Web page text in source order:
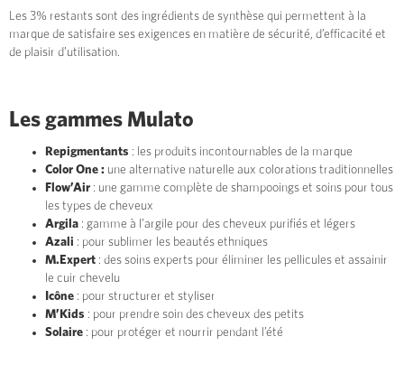
Les 3% restants sont des ingrédients de synthèse qui permettent à la
marque de satisfaire ses exigences en matière de sécurité, d’efficacité et
de plaisir d’utilisation.
Les gammes Mulato
Repigmentants : les produits incontournables de la marque
Color One : une alternative naturelle aux colorations traditionnelles
Flow’Air : une gamme complète de shampooings et soins pour tous
les types de cheveux
Argila : gamme à l’argile pour des cheveux purifiés et légers
Azali : pour sublimer les beautés ethniques
M.Expert : des soins experts pour éliminer les pellicules et assainir
le cuir chevelu
Icône : pour structurer et styliser
M’Kids : pour prendre soin des cheveux des petits
Solaire : pour protéger et nourrir pendant l’été